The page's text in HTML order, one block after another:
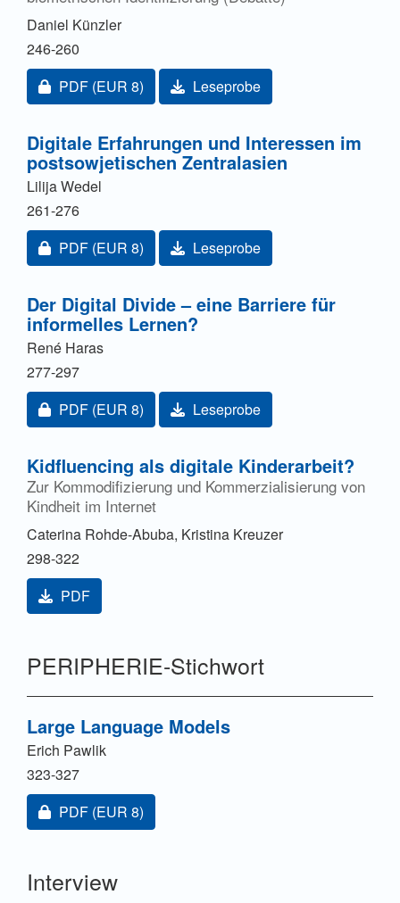
Daniel Künzler
246-260
Zugang für Abonnent/innen oder durch Zahlung einer
PDF (EUR 8) Leseprobe
Digitale Erfahrungen und Interessen im
postsowjetischen Zentralasien
Lilija Wedel
261-276
Zugang für Abonnent/innen oder durch Zahlung einer
PDF (EUR 8) Leseprobe
Der Digital Divide – eine Barriere für
informelles Lernen?
René Haras
277-297
Zugang für Abonnent/innen oder durch Zahlung einer
PDF (EUR 8) Leseprobe
Kidfluencing als digitale Kinderarbeit?
Zur Kommodifizierung und Kommerzialisierung von
Kindheit im Internet
Caterina Rohde-Abuba, Kristina Kreuzer
298-322
PDF
PERIPHERIE-Stichwort
Large Language Models
Erich Pawlik
323-327
Zugang für Abonnent/innen oder durch Zahlung einer
PDF (EUR 8)
Interview